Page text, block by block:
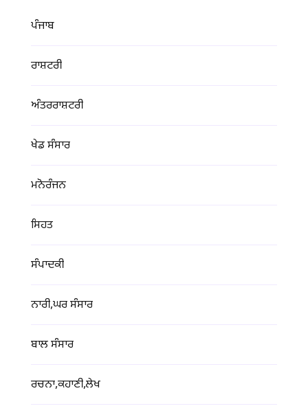
ਪੰਜਾਬ
ਰਾਸ਼ਟਰੀ
ਅੰਤਰਰਾਸ਼ਟਰੀ
ਖੇਡ ਸੰਸਾਰ
ਮਨੋਰੰਜਨ
ਸਿਹਤ
ਸੰਪਾਦਕੀ
ਨਾਰੀ,ਘਰ ਸੰਸਾਰ
ਬਾਲ ਸੰਸਾਰ
ਰਚਨਾ,ਕਹਾਣੀ,ਲੇਖ